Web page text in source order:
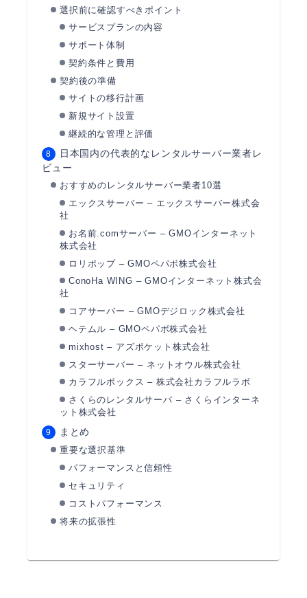
選択前に確認すべきポイント
サービスプランの内容
サポート体制
契約条件と費用
契約後の準備
サイトの移行計画
新規サイト設置
継続的な管理と評価
日本国内の代表的なレンタルサーバー業者レ
ビュー
おすすめのレンタルサーバー業者10選
エックスサーバー – エックスサーバー株式会
社
お名前.comサーバー – GMOインターネット
株式会社
ロリポップ – GMOペパボ株式会社
ConoHa WING – GMOインターネット株式会
社
コアサーバー – GMOデジロック株式会社
ヘテムル – GMOペパボ株式会社
mixhost – アズポケット株式会社
スターサーバー – ネットオウル株式会社
カラフルボックス – 株式会社カラフルラボ
さくらのレンタルサーバ – さくらインターネ
ット株式会社
まとめ
重要な選択基準
パフォーマンスと信頼性
セキュリティ
コストパフォーマンス
将来の拡張性